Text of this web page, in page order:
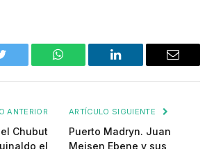
Twitter WhatsApp LinkedIn Email
ANTERIOR
Chubut
el
ARTÍCULO SIGUIENTE
Puerto Madryn. Juan
Meisen Ebene y sus